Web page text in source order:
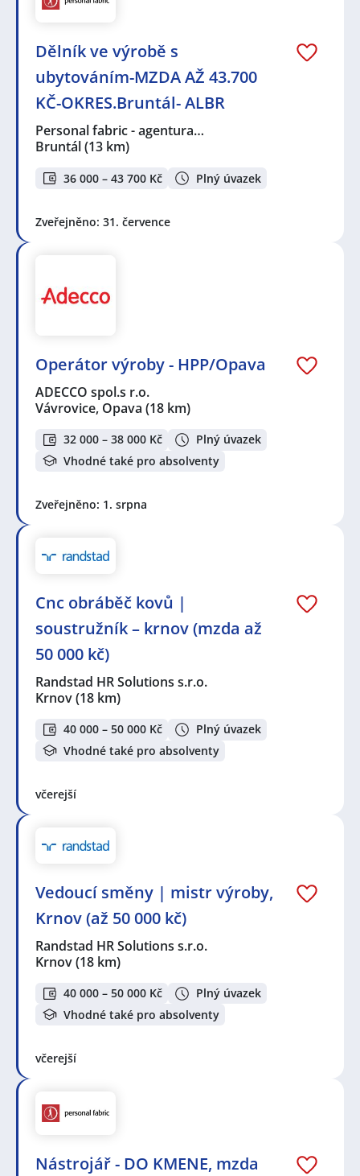
Dělník ve výrobě s
ubytováním-MZDA AŽ 43.700
KČ-OKRES.Bruntál- ALBR
Personal fabric - agentura…
Bruntál(13 km)
36 000 – 43 700 Kč Plný úvazek
Zveřejněno: 31. července
Operátor výroby - HPP/Opava
ADECCO spol.s r.o.
Vávrovice, Opava (18 km)
32 000 – 38 000 Kč
Plný úvazek
Vhodné také pro absolventy
Zveřejněno: 1. srpna
Cnc obráběč kovů |
soustružník – krnov (mzda až
50 000 kč)
Randstad HR Solutions s.r.o.
Krnov(18 km)
40 000 – 50 000 Kč
Plný úvazek
Vhodné také pro absolventy
včerejší
Vedoucí směny | mistr výroby,
Krnov (až 50 000 kč)
Randstad HR Solutions s.r.o.
Krnov(18 km)
40 000 – 50 000 Kč
Plný úvazek
Vhodné také pro absolventy
včerejší
Nástrojář - DO KMENE, mzda